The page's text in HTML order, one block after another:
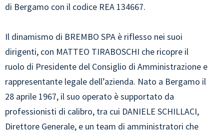
di Bergamo con il codice REA 134667.
Il dinamismo di BREMBO SPA è riflesso nei suoi
dirigenti, con MATTEO TIRABOSCHI che ricopre il
ruolo di Presidente del Consiglio di Amministrazione e
rappresentante legale dell’azienda. Nato a Bergamo il
28 aprile 1967, il suo operato è supportato da
professionisti di calibro, tra cui DANIELE SCHILLACI,
Direttore Generale, e un team di amministratori che